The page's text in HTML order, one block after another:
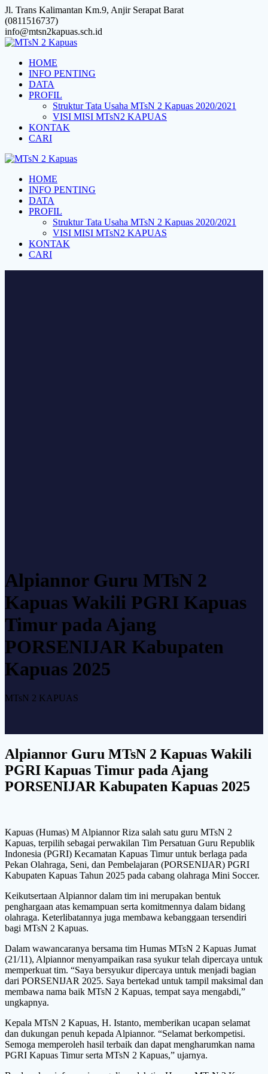
Skip
to
content
Jl. Trans Kalimantan Km.9, Anjir Serapat Barat
(0811516737)
info@mtsn2kapuas.sch.id
HOME
INFO PENTING
DATA
PROFIL
Struktur Tata Usaha MTsN 2 Kapuas 2020/2021
VISI MISI MTsN2 KAPUAS
KONTAK
CARI
HOME
INFO PENTING
DATA
PROFIL
Struktur Tata Usaha MTsN 2 Kapuas 2020/2021
VISI MISI MTsN2 KAPUAS
KONTAK
CARI
Alpiannor Guru MTsN 2
Kapuas Wakili PGRI Kapuas
Timur pada Ajang
PORSENIJAR Kabupaten
Kapuas 2025
MTsN 2 KAPUAS
Alpiannor Guru MTsN 2 Kapuas Wakili
PGRI Kapuas Timur pada Ajang
PORSENIJAR Kabupaten Kapuas 2025
Kapuas (Humas) M Alpiannor Riza salah satu guru MTsN 2
Kapuas, terpilih sebagai perwakilan Tim Persatuan Guru Republik
Indonesia (PGRI) Kecamatan Kapuas Timur untuk berlaga pada
Pekan Olahraga, Seni, dan Pembelajaran (PORSENIJAR) PGRI
Kabupaten Kapuas Tahun 2025 pada cabang olahraga Mini Soccer.
Keikutsertaan Alpiannor dalam tim ini merupakan bentuk
penghargaan atas kemampuan serta komitmennya dalam bidang
olahraga. Keterlibatannya juga membawa kebanggaan tersendiri
bagi MTsN 2 Kapuas.
Dalam wawancaranya bersama tim Humas MTsN 2 Kapuas Jumat
(21/11), Alpiannor menyampaikan rasa syukur telah dipercaya untuk
memperkuat tim. “Saya bersyukur dipercaya untuk menjadi bagian
dari PORSENIJAR 2025. Saya bertekad untuk tampil maksimal dan
membawa nama baik MTsN 2 Kapuas, tempat saya mengabdi,”
ungkapnya.
Kepala MTsN 2 Kapuas, H. Istanto, memberikan ucapan selamat
dan dukungan penuh kepada Alpiannor. “Selamat berkompetisi.
Semoga memperoleh hasil terbaik dan dapat mengharumkan nama
PGRI Kapuas Timur serta MTsN 2 Kapuas,” ujarnya.